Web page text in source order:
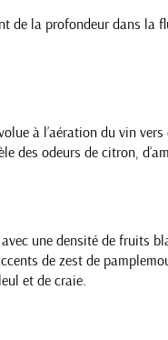
de la profondeur dans la
à l’aération du vin
des odeurs de citron,
une densité de fruits
de zest de
et de craie.